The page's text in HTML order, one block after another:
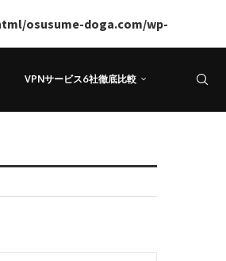
osusume-doga.com/wp-
VPNサービス6社徹底比較